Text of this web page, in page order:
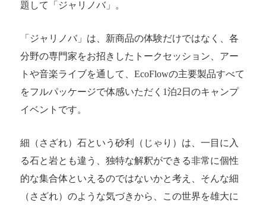
題して「ジャリノバ」。
「ジャリノバ」は、新商品の体験だけではなく、各
分野の専門家をお招きしたトークセッション、アー
トや音楽ライブを通して、EcoFlowの主要製品すべて
をフルパッケージで体感いただく1泊2日のキャンプ
イベントです。
細（さざれ）石という砂利（じゃり）は、一目に入
る石と岩とも違う、独特な解釈ができる非常に個性
的な集合体といえるのではないかと考え、そんな細
（さざれ）のような気づきから、この世界を雄大に